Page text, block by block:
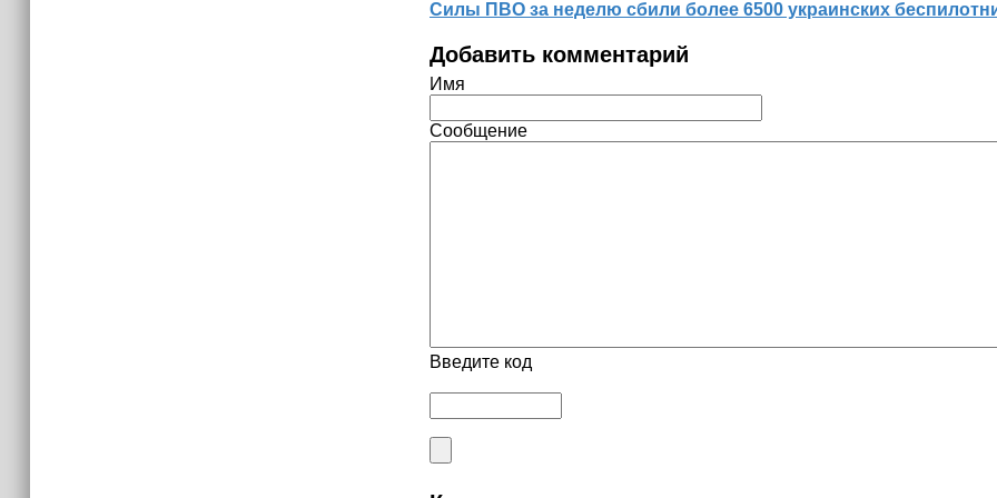
Силы ПВО за неделю сбили более 6500 украинских
Добавить комментарий
Имя
Сообщение
Введите код